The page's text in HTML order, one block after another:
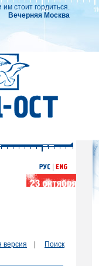
стоит гордиться.
Вечерняя Москва
версия
Поиск